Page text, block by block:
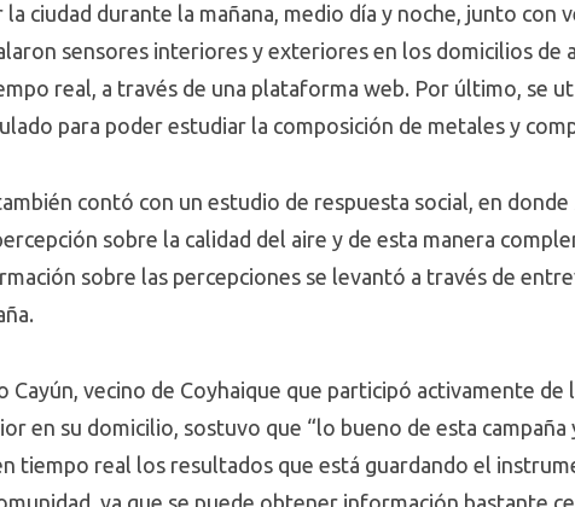
ciudad durante la mañana, medio día y noche, junto con
sensores interiores y exteriores en los domicilios de
real, a través de una plataforma web. Por último, se
para poder estudiar la composición de metales y
contó con un estudio de respuesta social, en
sobre la calidad del aire y de esta manera
sobre las percepciones se levantó a través de
Cayún, vecino de Coyhaique que participó activamente de
en su domicilio, sostuvo que “lo bueno de esta campaña
tiempo real los resultados que está guardando el
ya que se puede obtener información bastante